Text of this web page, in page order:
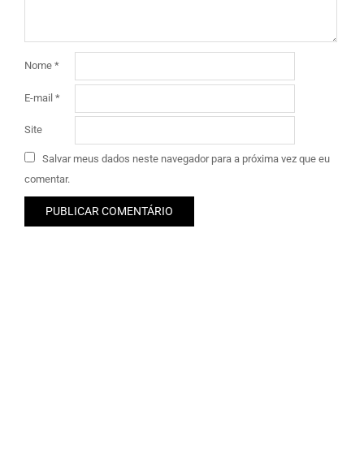
Nome *
E-mail *
Site
Salvar meus dados neste navegador para a próxima vez que eu
comentar.